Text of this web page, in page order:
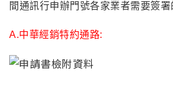
間通訊行申辦門號各家業者需要簽
A.中華經銷特約通路: